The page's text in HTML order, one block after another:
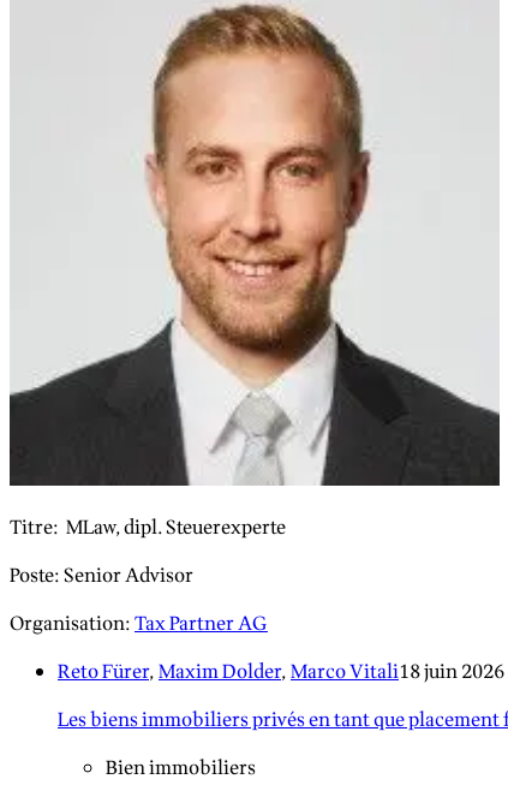
Titre: MLaw, dipl. Steuerexperte
Poste:Senior Advisor
Organisation:Tax Partner AG
Reto Fürer,Maxim Dolder,Marco Vitali18 juin 2026
Les biens immobiliers privés en tant que placement
Bien immobiliers